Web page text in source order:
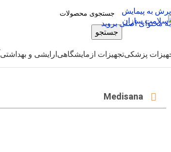
پرش به پیمایش
به محتوای اصلی بروید
جستجو
پزشکیتجهیزات ازمایشگاهی ارایشی و بهداشتی
Medisana